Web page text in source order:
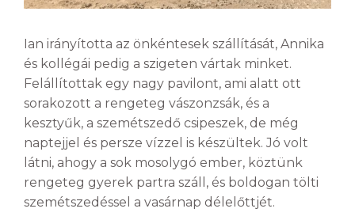
Ian irányította az önkéntesek szállítását, Annika
és kollégái pedig a szigeten vártak minket.
Felállítottak egy nagy pavilont, ami alatt ott
sorakozott a rengeteg vászonzsák, és a
kesztyűk, a szemétszedő csipeszek, de még
naptejjel és persze vízzel is készültek. Jó volt
látni, ahogy a sok mosolygó ember, köztünk
rengeteg gyerek partra száll, és boldogan tölti
szemétszedéssel a vasárnap délelőttjét.